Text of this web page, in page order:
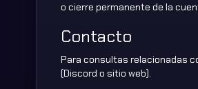
o cierre permanente de la
Contacto
Para consultas relacionadas
(Discord o sitio web).